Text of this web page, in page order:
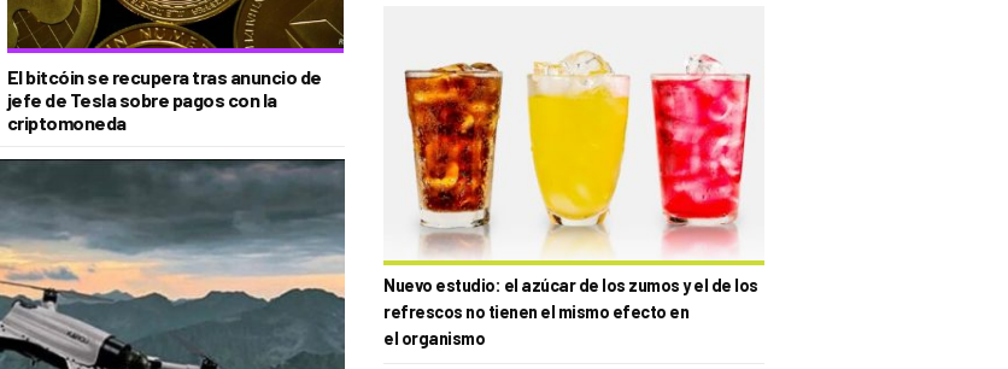
El bitcóin se recupera tras anuncio de
jefe de Tesla sobre pagos con la
criptomoneda
Nuevo estudio: el azúcar de los zumos y el de los
refrescos no tienen el mismo efecto en
el organismo